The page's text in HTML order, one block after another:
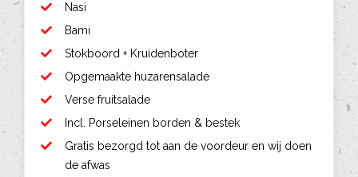
Nasi
Bami
Stokboord + Kruidenboter
Opgemaakte huzarensalade
Verse fruitsalade
Incl. Porseleinen borden & bestek
Gratis bezorgd tot aan de voordeur en wij doen
de afwas